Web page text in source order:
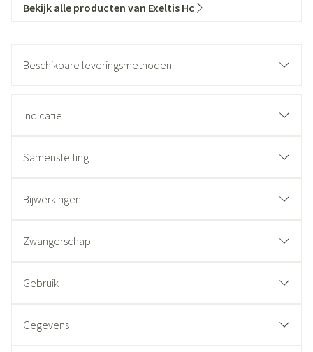
Bekijk alle producten van Exeltis Hc
Beschikbare leveringsmethoden
Indicatie
Samenstelling
Bijwerkingen
Zwangerschap
Gebruik
Gegevens